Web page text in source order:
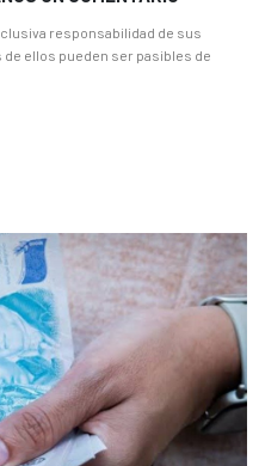
responsabilidad de sus
ellos pueden ser pasibles de